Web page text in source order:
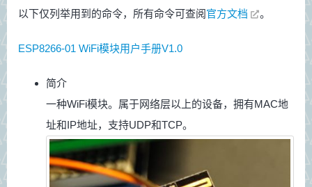
以下仅列举用到的命令，所有命令可查阅官方文档 。
ESP8266-01 WiFi模块用户手册V1.0
简介
一种WiFi模块。属于网络层以上的设备，拥有MAC地
址和IP地址，支持UDP和TCP。